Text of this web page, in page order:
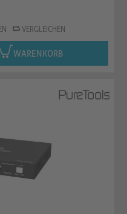
VERGLEICHEN
WARENKORB